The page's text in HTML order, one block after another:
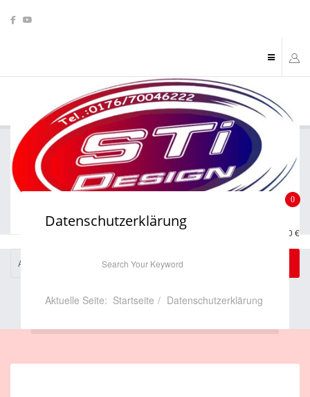
0
0,00 €
All Categories
Datenschutzerklärung
Aktuelle Seite: Startseite Datenschutzerklärung